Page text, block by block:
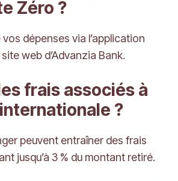
Zéro ?
dépenses via l’application
web d’Advanzia Bank.
frais associés à
?
peuvent entraîner des frais
jusqu’à 3 % du montant retiré.